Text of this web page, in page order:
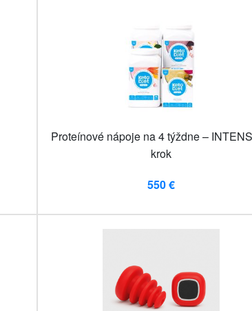
Proteínové nápoje na 4 týždne –
krok
550 €